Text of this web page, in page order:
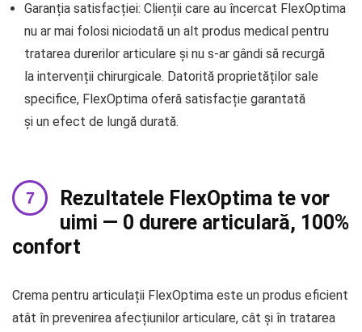
Garanția satisfacției: Clienții care au încercat FlexOptima
nu ar mai folosi niciodată un alt produs medical pentru
tratarea durerilor articulare și nu s-ar gândi să recurgă
la intervenții chirurgicale. Datorită proprietăților sale
specifice, FlexOptima oferă satisfacție garantată
și un efect de lungă durată.
Rezultatele FlexOptima te vor
uimi — 0 durere articulară, 100%
confort
Crema pentru articulații FlexOptima este un produs eficient
atât în prevenirea afecțiunilor articulare, cât și în tratarea